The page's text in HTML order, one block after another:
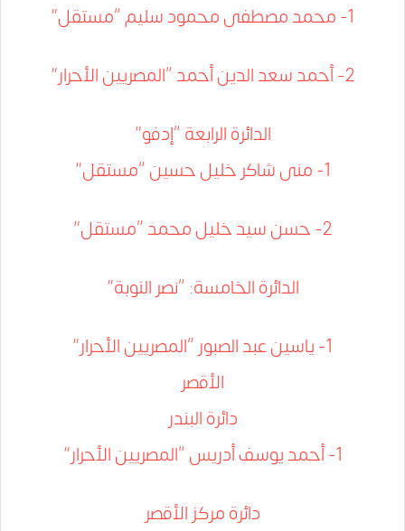
1- محمد مصطفى محمود سليم “مستقل”
2- أحمد سعد الدين أحمد “المصريين الأحرار”
الدائرة الرابعة “إدفو”
1- منى شاكر خليل حسين “مستقل”
2- حسن سيد خليل محمد “مستقل”
الدائرة الخامسة: “نصر النوبة”
1- ياسين عبد الصبور “المصريين الأحرار”
الأقصر
دائرة البندر
1- أحمد يوسف أدريس “المصريين الأحرار”
دائرة مركز الأقصر